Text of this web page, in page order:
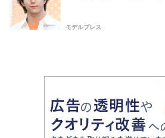
モデルプレス